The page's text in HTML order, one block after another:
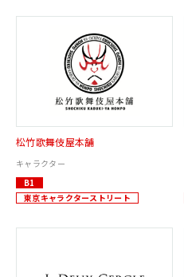
松竹歌舞伎屋本舗
キャラクター
B1
東京キャラクターストリート